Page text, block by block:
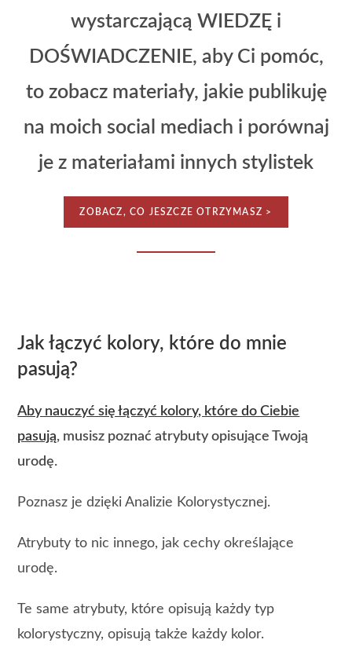
wystarczającą WIEDZĘ i
DOŚWIADCZENIE, aby Ci pomóc,
to zobacz materiały, jakie publikuję
na moich social mediach i porównaj
je z materiałami innych stylistek
ZOBACZ, CO JESZCZE OTRZYMASZ >
Jak łączyć kolory, które do mnie
pasują?
Aby nauczyć się łączyć kolory, które do Ciebie
pasują, musisz poznać atrybuty opisujące Twoją
urodę.
Poznasz je dzięki Analizie Kolorystycznej.
Atrybuty to nic innego, jak cechy określające
urodę.
Te same atrybuty, które opisują każdy typ
kolorystyczny, opisują także każdy kolor.